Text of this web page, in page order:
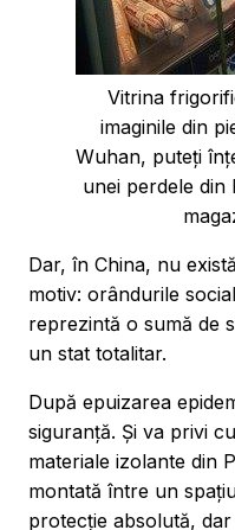
Vitrina
imaginile din
Wuhan, puteți
unei perdele
Dar, în China, nu
motiv: orândurile
reprezintă o sumă de
un stat totalitar.
După epuizarea
siguranță. Și va privi
materiale izolante din
montată între un
protecție absolută,